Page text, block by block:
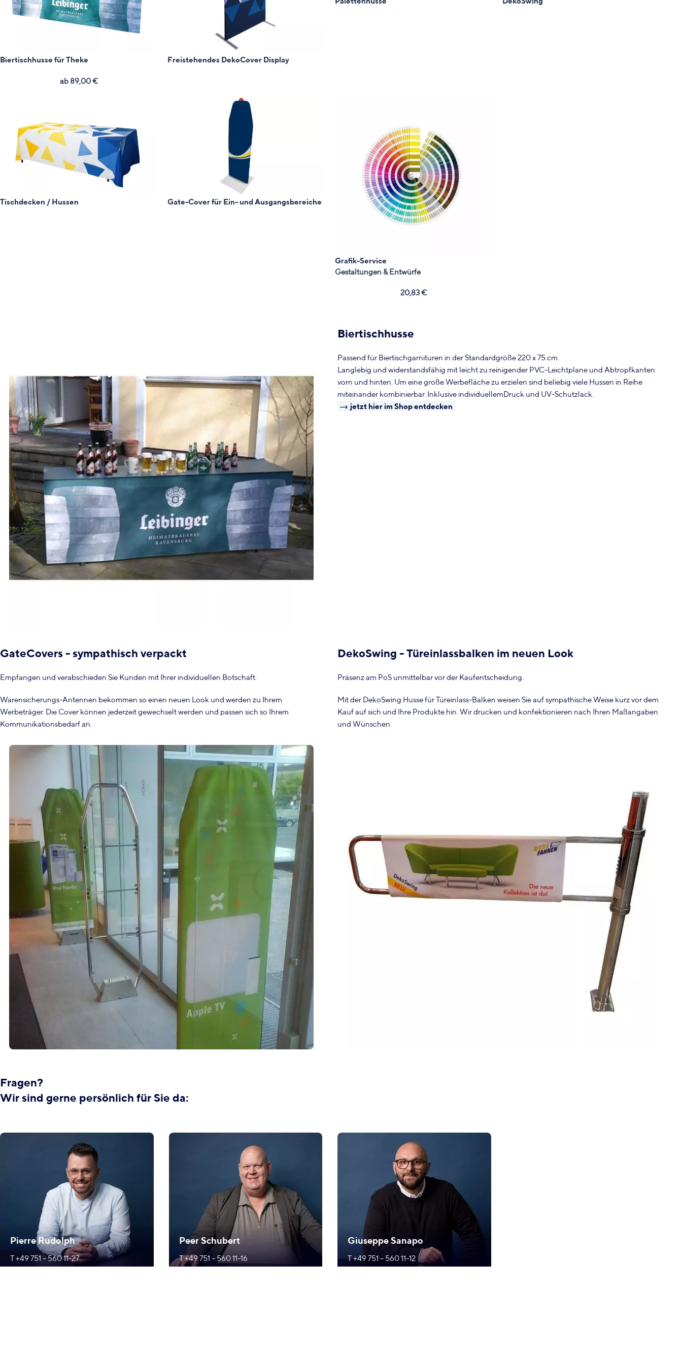
Biertischhusse für Theke
ab 89,00€
Freistehendes DekoCover Display
Tischdecken / Hussen Gate-Cover für Ein- und Ausgangsbereiche
Grafik-Service
Gestaltungen & Entwürfe
20,83€
Biertischhusse
Passend für Biertischgarnituren in der Standardgröße 220 x 75 cm.
Langlebig und widerstandsfähig mit leicht zu reinigender PVC-Leichtplane und Abtropfkanten
vorn und hinten. Um eine große Werbefläche zu erzielen sind beliebig viele Hussen in Reihe
miteinander kombinierbar. Inklusive individuellemDruck und UV-Schutzlack.
jetzt hier im Shop entdecken
GateCovers - sympathisch verpackt
Empfangen und verabschieden Sie Kunden mit Ihrer individuellen Botschaft.
Warensicherungs-Antennen bekommen so einen neuen Look und werden zu Ihrem
Werbeträger. Die Cover können jederzeit gewechselt werden und passen sich so Ihrem
Kommunikationsbedarf an.
DekoSwing - Türeinlassbalken im neuen Look
Präsenz am PoS unmittelbar vor der Kaufentscheidung.
Mit der DekoSwing Husse für Türeinlass-Balken weisen Sie auf sympathische Weise kurz vor dem
Kauf auf sich und Ihre Produkte hin. Wir drucken und konfektionieren nach Ihren Maßangaben
und Wünschen.
Fragen?
Wir sind gerne persönlich für Sie da:
Pierre Rudolph
T +49 751 – 560 11-27
Peer Schubert
T +49 751 – 560 11-16
Giuseppe Sanapo
T +49 751 – 560 11-12